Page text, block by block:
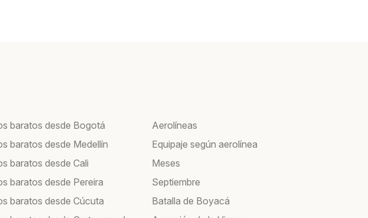
baratos desde Bogotá
baratos desde Medellín
baratos desde Cali
baratos desde Pereira
baratos desde Cúcuta
Aerolíneas
Equipaje según aerolínea
Meses
Septiembre
Batalla de Boyacá